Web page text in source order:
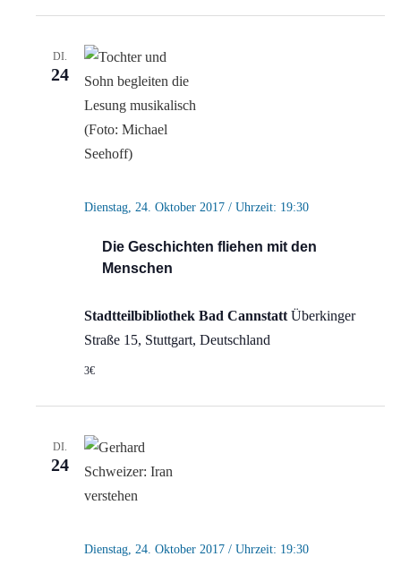
DI.
24
Die Geschichten fliehen mit den
Menschen
Dienstag, 24. Oktober 2017 / Uhrzeit: 19:30
Stadtteilbibliothek Bad Cannstatt Überkinger
Straße 15, Stuttgart, Deutschland
3€
DI.
24
Dienstag, 24. Oktober 2017 / Uhrzeit: 19:30